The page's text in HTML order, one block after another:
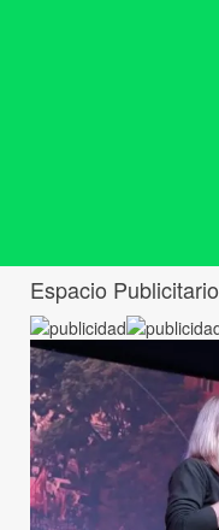
Espacio Publicitario